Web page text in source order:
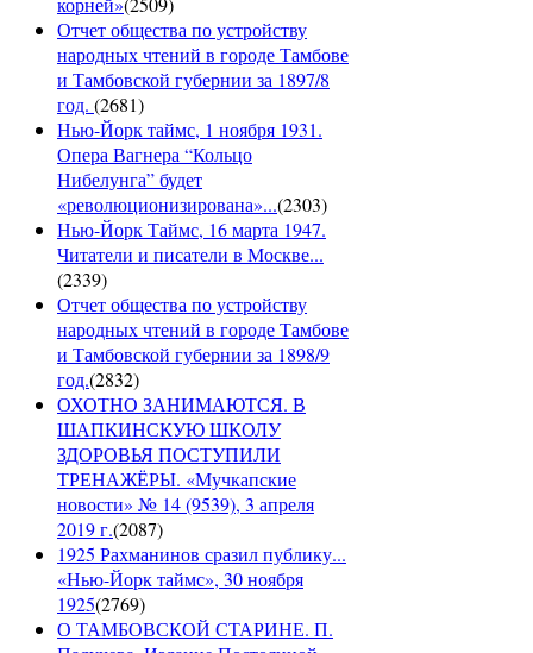
Отчет общества по устройству
народных чтений в городе Тамбове
и Тамбовской губернии за 1897/8
год. (2681)
Нью-Йорк таймс, 1 ноября 1931.
Опера Вагнера “Кольцо
Нибелунга” будет
«революционизирована»...(2303)
Нью-Йорк Таймс, 16 марта 1947.
Читатели и писатели в Москве...
(2339)
Отчет общества по устройству
народных чтений в городе Тамбове
и Тамбовской губернии за 1898/9
год.(2832)
ОХОТНО ЗАНИМАЮТСЯ. В
ШАПКИНСКУЮ ШКОЛУ
ЗДОРОВЬЯ ПОСТУПИЛИ
ТРЕНАЖЁРЫ. «Мучкапские
новости» № 14 (9539), 3 апреля
2019 г.(2087)
1925 Рахманинов сразил публику...
«Нью-Йорк таймс», 30 ноября
1925(2769)
О ТАМБОВСКОЙ СТАРИНЕ. П.